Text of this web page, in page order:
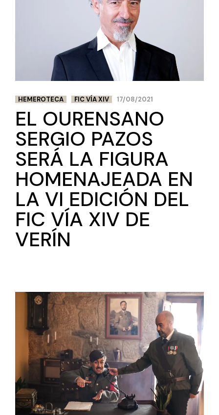
HEMEROTECA FIC VÍA XIV 17/08/2021
EL OURENSANO
SERGIO PAZOS
SERÁ LA FIGURA
HOMENAJEADA EN
LA VI EDICIÓN DEL
FIC VÍA XIV DE
VERÍN